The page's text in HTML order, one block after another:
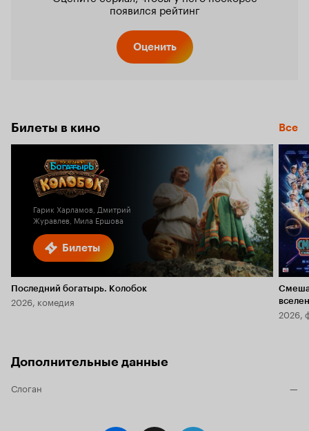
появился рейтинг
Оценить
Билеты в кино Все
Билеты
Гарик Харламов, Дмитрий
Журавлев, Мила Ершова
Последний богатырь. Колобок
2026, комедия
2026,
Дополнительные данные
Слоган —